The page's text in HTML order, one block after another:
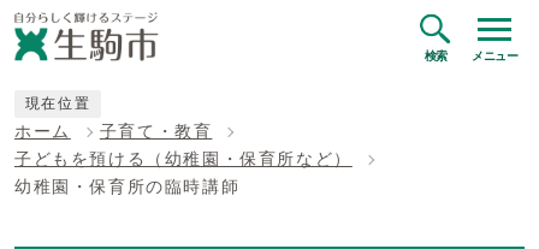
検索 メニュー
現在位置
ホーム
子育て・教育
子どもを預ける（幼稚園・保育所など）
幼稚園・保育所の臨時講師